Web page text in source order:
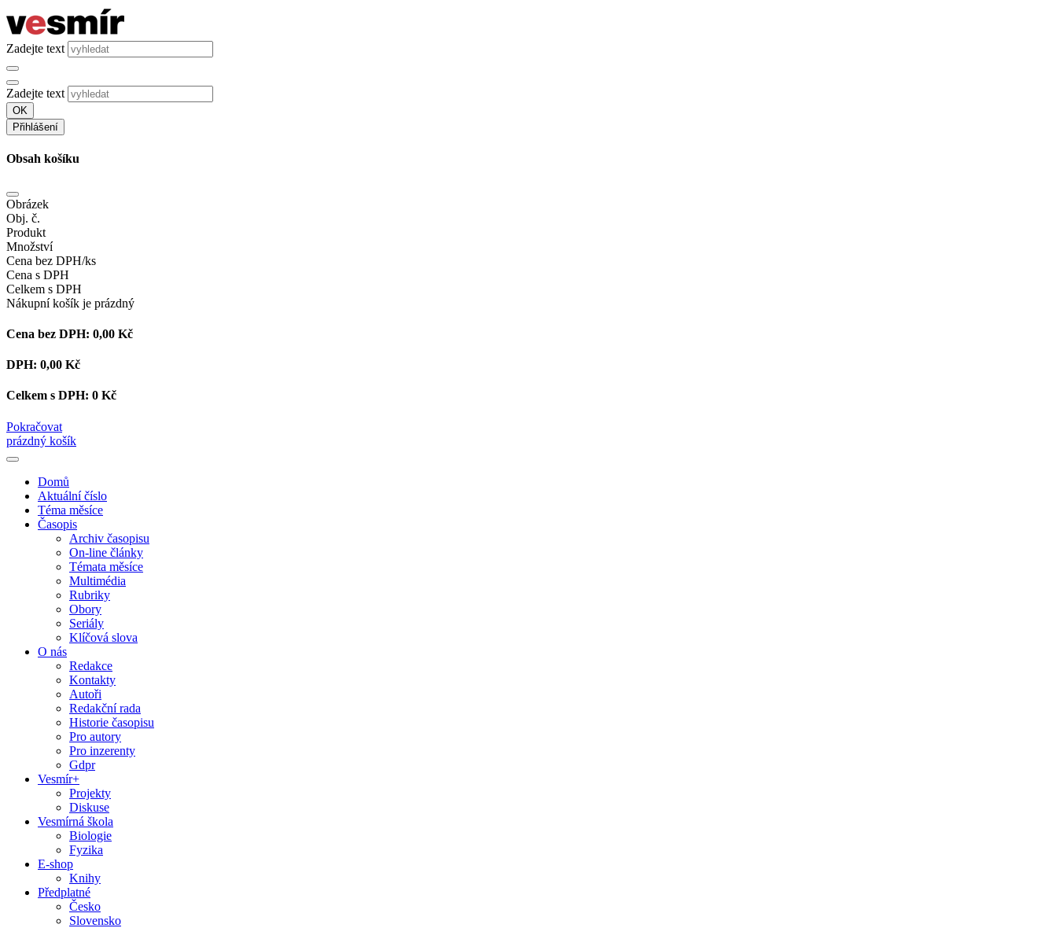
Zadejte text
Zadejte text
OK
Přihlášení
Obsah košíku
Obrázek
Obj. č.
Produkt
Množství
Cena bez DPH/ks
Cena s DPH
Celkem s DPH
Nákupní košík je prázdný
Cena bez DPH: 0,00 Kč
DPH: 0,00 Kč
Celkem s DPH: 0 Kč
Pokračovat
prázdný košík
Domů
Aktuální číslo
Téma měsíce
Časopis
Archiv časopisu
On-line články
Témata měsíce
Multimédia
Rubriky
Obory
Seriály
Klíčová slova
O nás
Redakce
Kontakty
Autoři
Redakční rada
Historie časopisu
Pro autory
Pro inzerenty
Gdpr
Vesmír+
Projekty
Diskuse
Vesmírná škola
Biologie
Fyzika
E-shop
Knihy
Předplatné
Česko
Slovensko